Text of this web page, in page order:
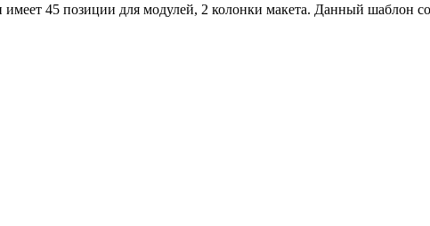
45 позиции для модулей, 2 колонки макета. Данный шаблон